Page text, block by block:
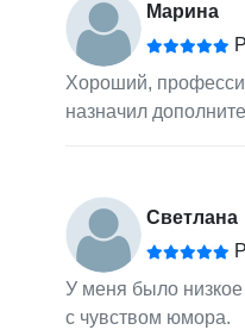
Марина
Хороший,
назначил
Светлана
У меня было
с чувством юмора.